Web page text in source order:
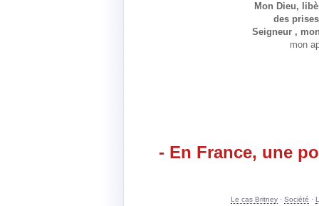
Mon Dieu,
des
Seigneur ,
mon
- En France, une
Le cas Britney · Société ·